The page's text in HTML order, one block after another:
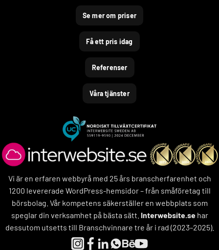
Se mer om priser
Få ett pris idag
Referenser
Våra tjänster
Vi är en erfaren webbyrå med 25 års branscherfarenhet och
1200 levererade WordPress-hemsidor – från småföretag till
börsbolag. Vår kompetens säkerställer en webbplats som
speglar din verksamhet på bästa sätt. Interwebsite.sehar
dessutom utsetts till Branschvinnare tre år i rad (2023–2025).